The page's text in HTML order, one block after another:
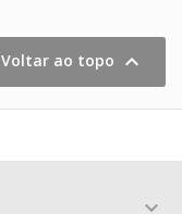
Voltar ao topo 
